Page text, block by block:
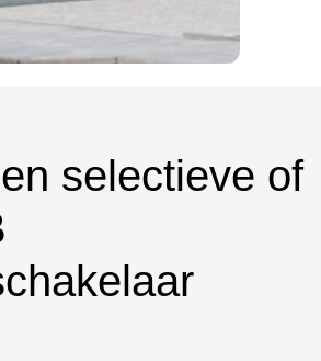
selectieve of